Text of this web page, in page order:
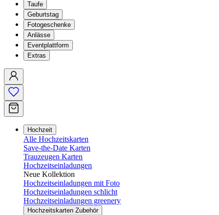
Taufe
Geburtstag
Fotogeschenke
Anlässe
Eventplattform
Extras
Hochzeit
Alle Hochzeitskarten
Save-the-Date Karten
Trauzeugen Karten
Hochzeitseinladungen
Neue Kollektion
Hochzeitseinladungen mit Foto
Hochzeitseinladungen schlicht
Hochzeitseinladungen greenery
Hochzeitskarten Zubehör